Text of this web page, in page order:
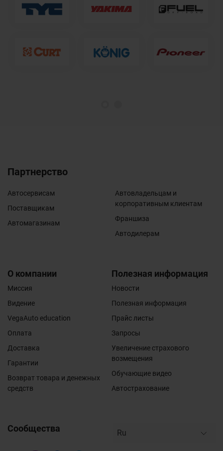
Партнерство
Автосервисам
Поставщикам
Автомагазинам
Автовладельцам и
корпоративным клиентам
Франшиза
Автодилерам
О компании
Миссия
Видение
VegaAuto education
Оплата
Доставка
Гарантии
Возврат товара и денежных
средств
Полезная информация
Новости
Полезная информация
Прайс листы
Запросы
Увеличение страхового
возмещения
Обучающие видео
Автострахование
Сообщества